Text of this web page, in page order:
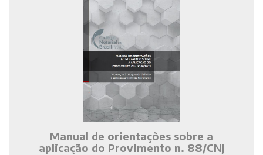
Manual de orientações sobre a
aplicação do Provimento n. 88/CNJ